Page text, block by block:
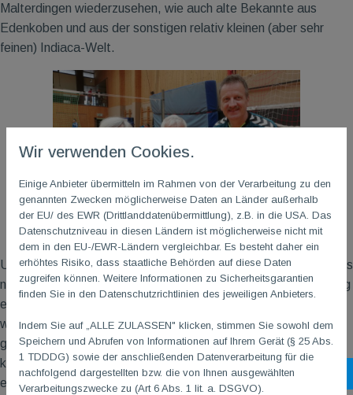
Malterdingen wiederzusehen, wie auch alte Bekannte aus
Edenkoben und aus der sonstigen relativ kleinen (aber sehr
feinen) Indiaca-Welt.
Unsere Männermannschaft war recht erfolgreich und schaffte es
nach der Gruppenphase haarscharf ins Halbfinale. Leider gelang
es uns nicht, das Finale zu erreichen, aber immerhin bestritten
wir das Spiel um Rang 3 (von 8), dass wir dann auch souverän
gegen Eggenstein gewannen, so dass wir aufs Treppchen
kamen. Obwohl wir uns nicht lange in dieser Konstellation
einspielen konnten, klappte das Zusammenspiel vorzüglich und
Wir verwenden Cookies.
Einige Anbieter übermitteln im Rahmen von der Verarbeitung zu den
genannten Zwecken möglicherweise Daten an Länder außerhalb
der EU/ des EWR (Drittlanddatenübermittlung), z.B. in die USA. Das
Datenschutzniveau in diesen Ländern ist möglicherweise nicht mit
dem in den EU-/EWR-Ländern vergleichbar. Es besteht daher ein
erhöhtes Risiko, dass staatliche Behörden auf diese Daten
zugreifen können. Weitere Informationen zu Sicherheitsgarantien
finden Sie in den Datenschutzrichtlinien des jeweiligen Anbieters.
Indem Sie auf „ALLE ZULASSEN" klicken, stimmen Sie sowohl dem
Speichern und Abrufen von Informationen auf Ihrem Gerät (§ 25 Abs.
1 TDDDG) sowie der anschließenden Datenverarbeitung für die
nachfolgend dargestellten bzw. die von Ihnen ausgewählten
Verarbeitungszwecke zu (Art 6 Abs. 1 lit. a. DSGVO).